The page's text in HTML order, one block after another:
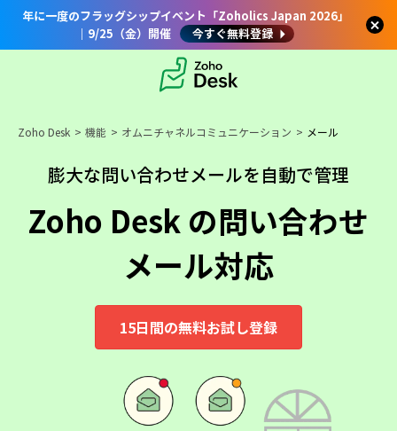
年に一度のフラッグシップイベント「Zoholics Japan 2026」
｜9/25（金）開催
今すぐ無料登録
Zoho Desk 機能 オムニチャネルコミュニケーション メール
膨大な問い合わせメールを自動で管理
Zoho Desk の問い合わせ
メール対応
15日間の無料お試し登録